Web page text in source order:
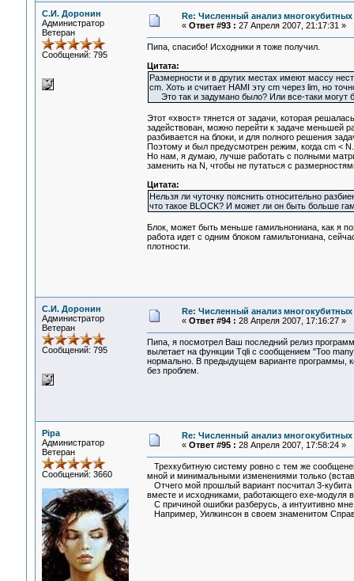
С.И. Доронин
Администратор
Ветеран
Сообщений: 795
Re: Численный анализ многокубитных
« Ответ #93 : 27 Апреля 2007, 21:17:31 »
Пипа, спасибо! Исходники я тоже получил.
Цитата:
Размерности и в других местах имеют массу
cm. Хоть и считает HAMI эту cm через lim, но
Это так и задумано было? Или все-таки могут
Этот «хвост» тянется от задачи, которая
задействован, можно перейти к задаче меньшей
разбивается на блоки, и для полного решения
Поэтому и был предусмотрен режим, когда cm < N.
Но нам, я думаю, лучше работать с полными
заменить на N, чтобы не путаться с
Цитата:
Нельзя ли чуточку пояснить относительно
что такое BLOCK? И может ли он быть больше
Блок, может быть меньше гамильнониана, как я
работа идет с одним блоком гамильтониана,
плотности.
С.И. Доронин
Администратор
Ветеран
Сообщений: 795
Re: Численный анализ многокубитных
« Ответ #94 : 28 Апреля 2007, 17:16:27 »
Пипа, я посмотрел Ваш последний релиз
вылетает на функции Tqli с сообщением "Too
нормально. В предыдущем варианте программы,
без проблем.
Pipa
Администратор
Ветеран
Сообщений: 3660
Re: Численный анализ многокубитных
« Ответ #95 : 28 Апреля 2007, 17:58:24 »
Трехкубитную систему ровно с тем же
мной и минимальными изменениями только
Отчего мой прошлый вариант посчитал 3-кубита
вместе и исходниками, работающего exe-модуля
С причиной ошибки разберусь, а интуитивно
Например, Уилкинсон в своем знаменитом